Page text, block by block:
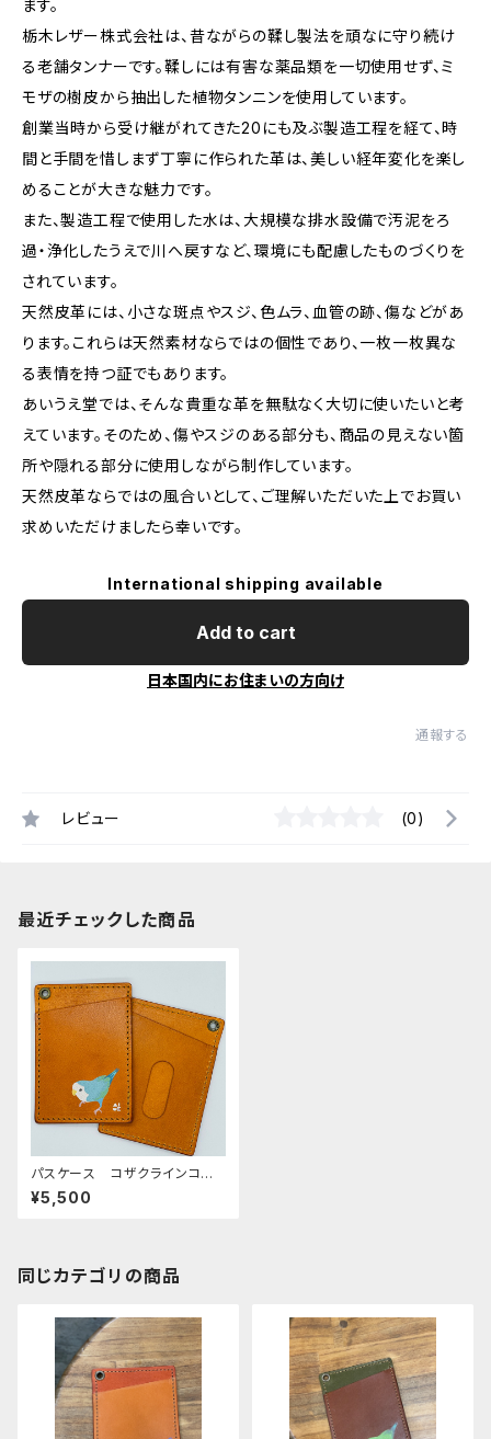
ます。
栃木レザー株式会社は、昔ながらの鞣し製法を頑なに守り続け
る老舗タンナーです。鞣しには有害な薬品類を一切使用せず、ミ
モザの樹皮から抽出した植物タンニンを使用しています。
創業当時から受け継がれてきた20にも及ぶ製造工程を経て、時
間と手間を惜しまず丁寧に作られた革は、美しい経年変化を楽し
めることが大きな魅力です。
また、製造工程で使用した水は、大規模な排水設備で汚泥をろ
過・浄化したうえで川へ戻すなど、環境にも配慮したものづくりを
されています。
天然皮革には、小さな斑点やスジ、色ムラ、血管の跡、傷などがあ
ります。これらは天然素材ならではの個性であり、一枚一枚異な
る表情を持つ証でもあります。
あいうえ堂では、そんな貴重な革を無駄なく大切に使いたいと考
えています。そのため、傷やスジのある部分も、商品の見えない箇
所や隠れる部分に使用しながら制作しています。
天然皮革ならではの風合いとして、ご理解いただいた上でお買い
求めいただけましたら幸いです。
International shipping available
Add to cart
日本国内にお住まいの方向け
通報する
レビュー (0)
最近チェックした商品
パスケース コザクラインコ
シーグリーン CAMEL キャメ
ル こざくらいんこ
¥5,500
同じカテゴリの商品